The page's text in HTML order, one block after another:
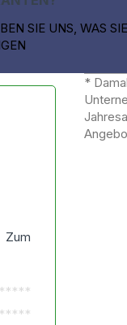
SIE UNS, WAS SIE
*